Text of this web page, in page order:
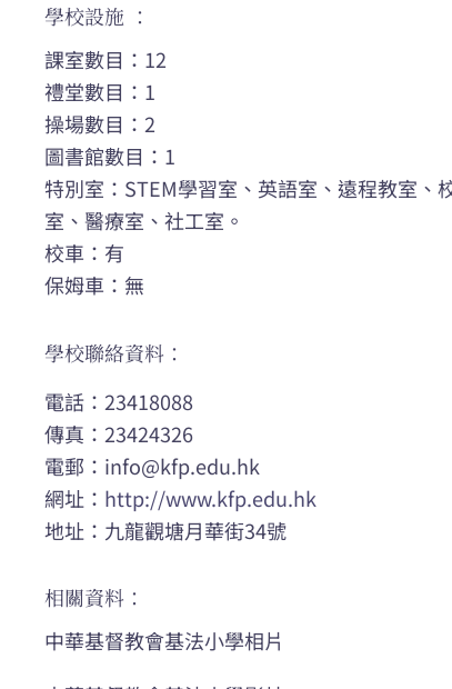
學校設施 ：
課室數目：12
禮堂數目：1
操場數目：2
圖書館數目：1
特別室：STEM學習室、英語室、遠程教室、
室、醫療室、社工室。
校車：有
保姆車：無
學校聯絡資料：
電話：23418088
傳真：23424326
電郵： info@kfp.edu.hk
網址： http://www.kfp.edu.hk
地址：九龍觀塘月華街34號
相關資料：
中華基督教會基法小學相片